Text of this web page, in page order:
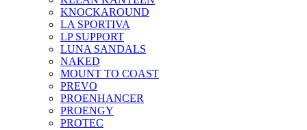
KNOCKAROUND
LA SPORTIVA
LP SUPPORT
LUNA SANDALS
NAKED
MOUNT TO COAST
PREVO
PROENHANCER
PROENGY
PROTEC